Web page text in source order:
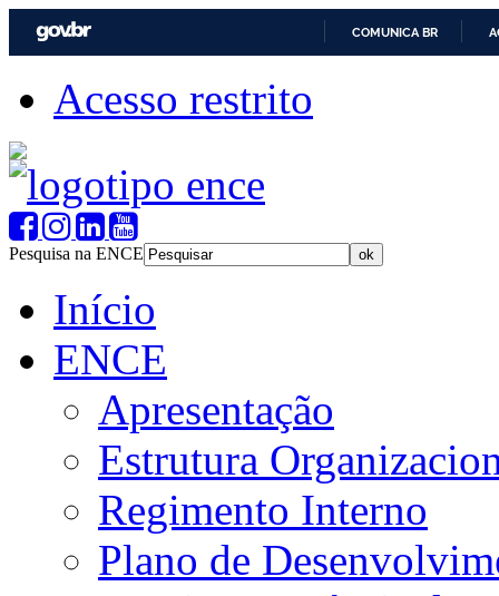
COMUNICA BR
Acesso restrito
Pesquisa na ENCE
Início
ENCE
Apresentação
Estrutura
Regimento Interno
Plano de